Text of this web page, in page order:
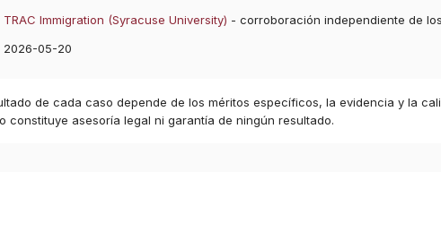
TRAC Immigration (Syracuse University) - corroboración independiente de
2026-05-20
de cada caso depende de los méritos específicos, la evidencia y la
constituye asesoría legal ni garantía de ningún resultado.